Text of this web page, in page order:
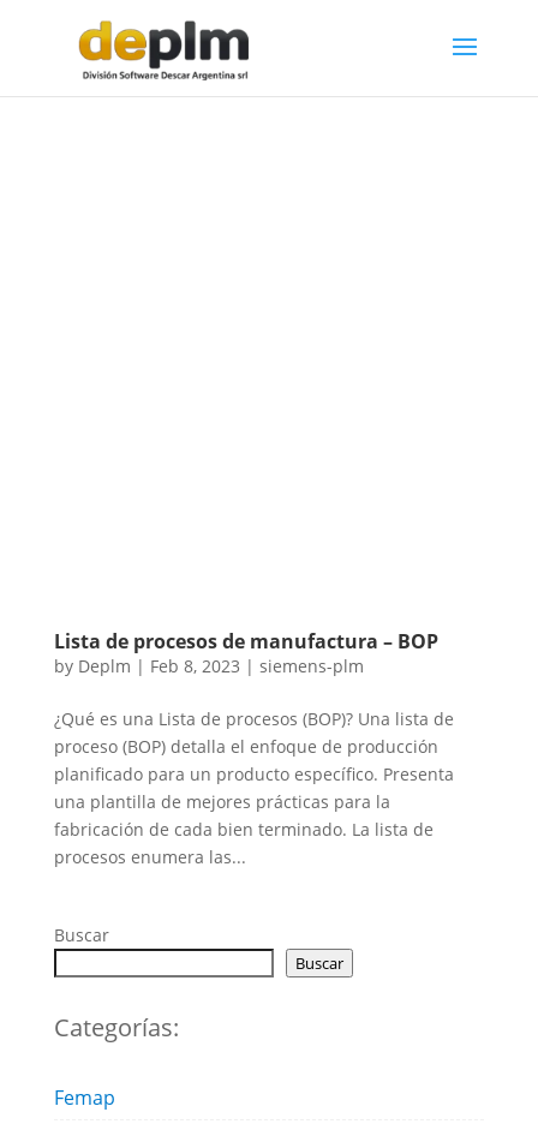
Lista de procesos de manufactura – BOP
by Deplm | Feb 8, 2023 | siemens-plm
¿Qué es una Lista de procesos (BOP)? Una lista de
proceso (BOP) detalla el enfoque de producción
planificado para un producto específico. Presenta
una plantilla de mejores prácticas para la
fabricación de cada bien terminado. La lista de
procesos enumera las...
Buscar
Buscar
Categorías:
Femap